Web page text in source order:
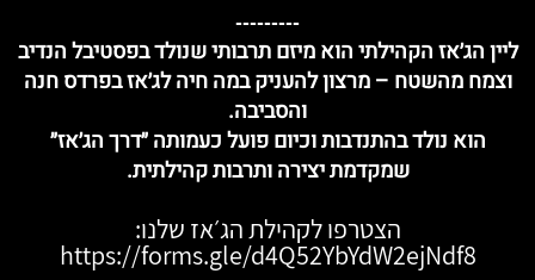
---------
ליין הג׳אז הקהילתיהוא מיזם תרבותי שנולד בפסטיבל הנדיב
וצמח מהשטח – מרצון להעניק במה חיה לג׳אז בפרדס חנה
והסביבה.
הוא נולדבהתנדבות וכיום פועל כעמותה ״דרך הג׳אז״
שמקדמת יצירה ותרבות קהילתית.
הצטרפו לקהילת הג׳אז שלנו:
https://forms.gle/d4Q52YbYdW2ejNdf8